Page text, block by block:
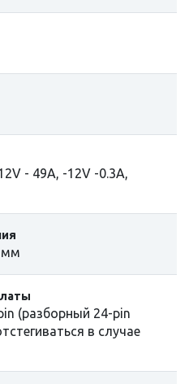
- 49A, -12V -0.3A,
мм
(разборный 24-pin
в случае